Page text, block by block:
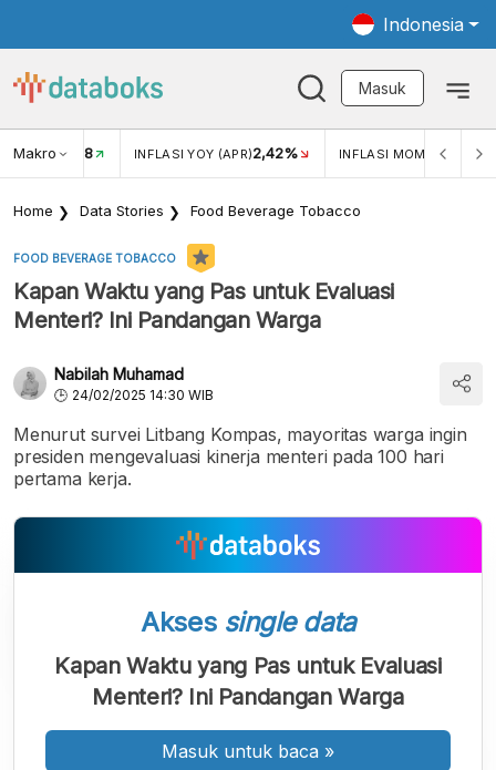
Indonesia
Masuk
Makro
USD/IDR 18 INFLASI YOY (APR)2,42% INFLASI MOM (APR)
Home Data Stories Food Beverage Tobacco
FOOD BEVERAGE TOBACCO
Kapan Waktu yang Pas untuk Evaluasi
Menteri? Ini Pandangan Warga
Nabilah Muhamad
24/02/2025 14:30 WIB
Menurut survei Litbang Kompas, mayoritas warga ingin
presiden mengevaluasi kinerja menteri pada 100 hari
pertama kerja.
Akses single data
Kapan Waktu yang Pas untuk Evaluasi
Menteri? Ini Pandangan Warga
Masuk untuk baca »